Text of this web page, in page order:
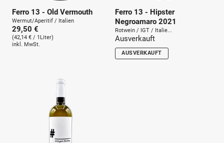
Ferro 13 - Old Vermouth
Wermut/Aperitif / Italien
29,50 €
(42,14 € / 1Liter)
inkl. MwSt.
Ferro 13 - Hipster
Negroamaro 2021
Rotwein / IGT / Italie...
Ausverkauft
AUSVERKAUFT